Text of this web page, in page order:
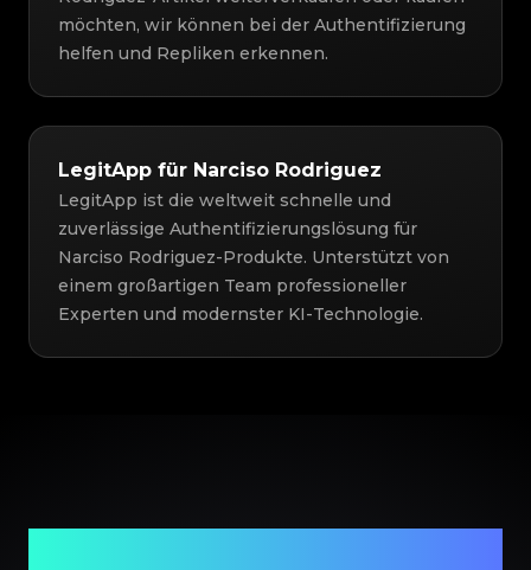
möchten, wir können bei der Authentifizierung
helfen und Repliken erkennen.
LegitApp für Narciso Rodriguez
LegitApp ist die weltweit schnelle und
zuverlässige Authentifizierungslösung für
Narciso Rodriguez-Produkte. Unterstützt von
einem großartigen Team professioneller
Experten und modernster KI-Technologie.